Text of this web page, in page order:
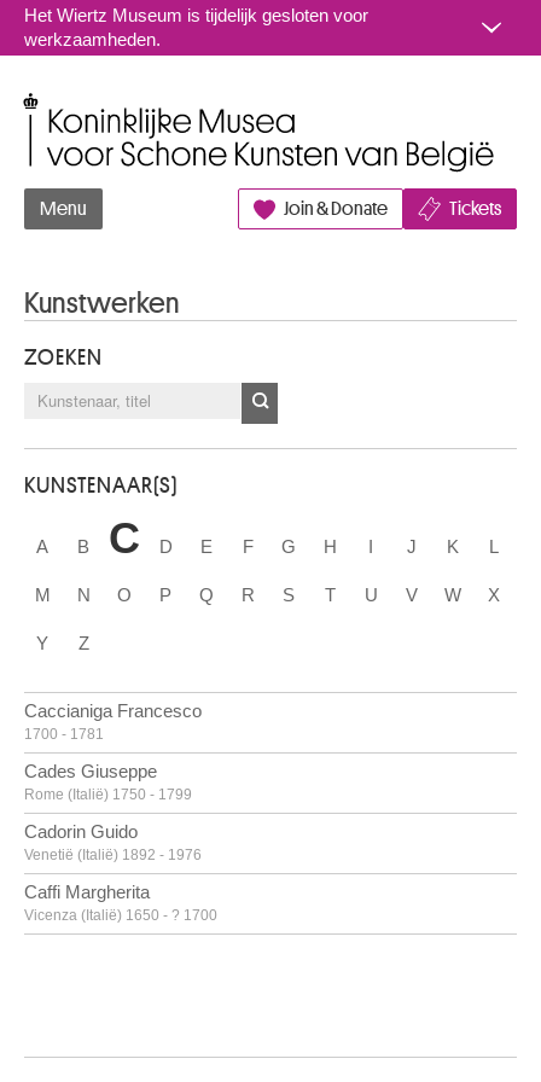
Naar inhoud
Het Wiertz Museum is tijdelijk gesloten voor
werkzaamheden.
Menu Join & Donate Tickets
Kunstwerken
ZOEKEN
KUNSTENAAR(S)
A B C D E F G H I J K L
M N O P Q R S T U V W X
Y Z
Caccianiga Francesco
1700 - 1781
Cades Giuseppe
Rome (Italië) 1750 - 1799
Cadorin Guido
Venetië (Italië) 1892 - 1976
Caffi Margherita
Vicenza (Italië) 1650 - ? 1700